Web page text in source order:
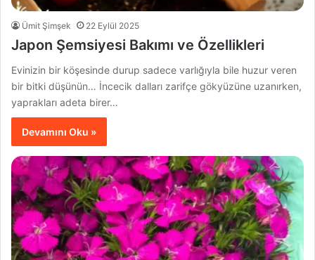
Ümit Şimşek 22 Eylül 2025
Japon Şemsiyesi Bakımı ve Özellikleri
Evinizin bir köşesinde durup sadece varlığıyla bile huzur veren
bir bitki düşünün… İncecik dalları zarifçe gökyüzüne uzanırken,
yaprakları adeta birer…
Devamını Oku »